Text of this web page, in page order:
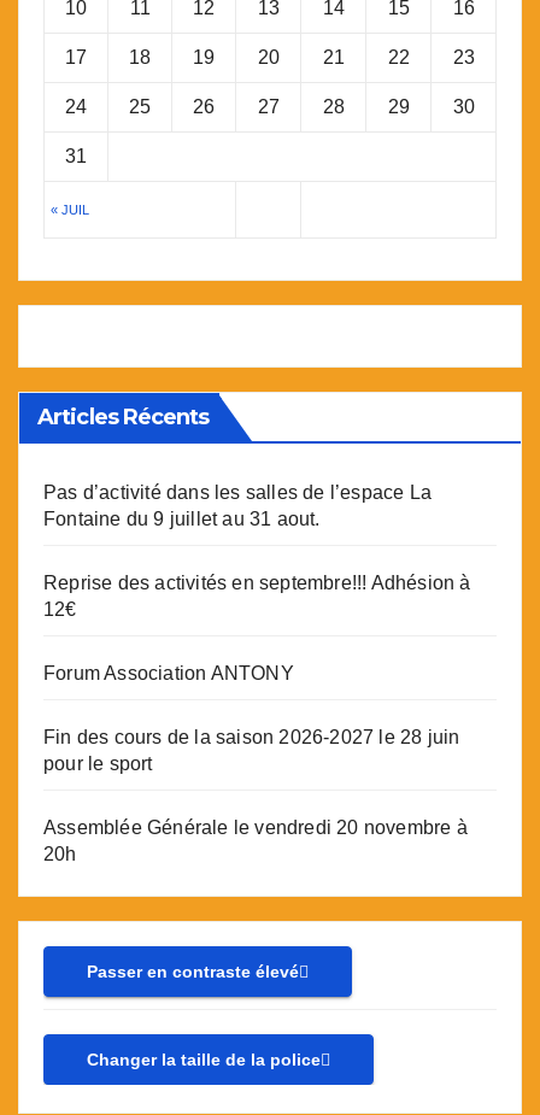
« JUIL
10 11 12 13 14 15 16
17 18 19 20 21 22 23
24 25 26 27 28 29 30
31
Articles Récents
Pas d’activité dans les salles de l’espace La
Fontaine du 9 juillet au 31 aout.
Reprise des activités en septembre!!! Adhésion à
12€
Forum Association ANTONY
Fin des cours de la saison 2026-2027 le 28 juin
pour le sport
Assemblée Générale le vendredi 20 novembre à
20h
Passer en contraste élevé
Changer la taille de la police